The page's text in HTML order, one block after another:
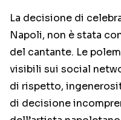
La decisione di
Napoli, non è stata
del cantante. Le
visibili sui social
di rispetto,
di decisione